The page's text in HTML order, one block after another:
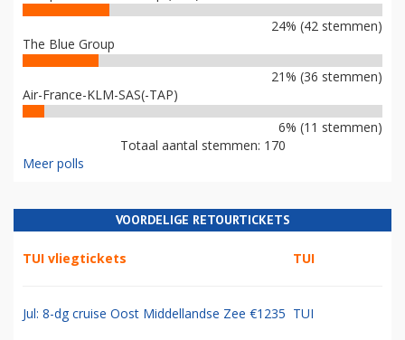
24% (42 stemmen)
The Blue Group
21% (36 stemmen)
Air-France-KLM-SAS(-TAP)
6% (11 stemmen)
Totaal aantal stemmen: 170
Meer polls
VOORDELIGE RETOURTICKETS
TUI vliegtickets TUI
Jul: 8-dg cruise Oost Middellandse Zee €1235 TUI